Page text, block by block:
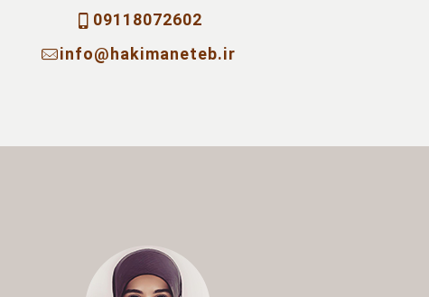
09118072602
info@hakimaneteb.ir